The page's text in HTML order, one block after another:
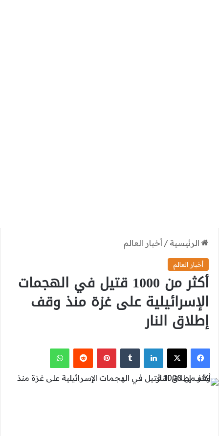
الرئيسية / أخبار العالم
أخبار العالم
أكثر من 1000 قتيل في الهجمات
الإسرائيلية على غزة منذ وقف
إطلاق النار
فيسبوك
‫X لينكدإن بينتيريست واتساب